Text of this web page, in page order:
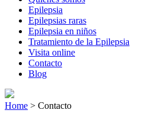
Epilepsia
Epilepsias raras
Epilepsia en niños
Tratamiento de la Epilepsia
Visita online
Contacto
Blog
Home > Contacto